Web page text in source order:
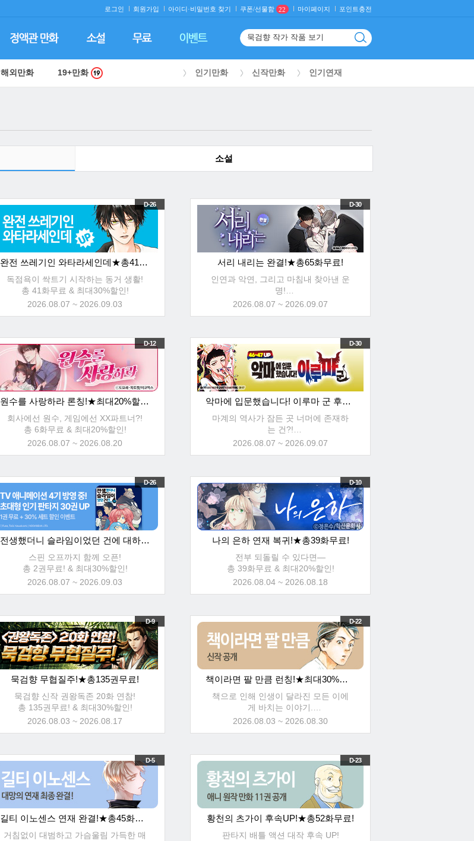
로그인 회원가입 아이디·비밀번호 찾기 쿠폰/선물함 22 마이페이지 포인트충전
해외만화 19+만화 인기만화 신작만화 인기연재
소설
D-26
완전 쓰레기인 와타라세인데★총41화무료!
독점욕이 싹트기 시작하는 동거 생활!
총 41화무료 & 최대30%할인!
2026.08.07 ~ 2026.09.03
D-30
서리 내리는 완결!★총65화무료!
인연과 악연, 그리고 마침내 찾아낸 운
명!
총 65화무료 & 최대30%할인!
2026.08.07 ~ 2026.09.07
D-12
원수를 사랑하라 론칭!★최대20%할인!
회사에선 원수, 게임에선 XX파트너?!
총 6화무료 & 최대20%할인!
2026.08.07 ~ 2026.08.20
D-30
악마에 입문했습니다! 이루마 군 후속!★총78화무료!
마계의 역사가 잠든 곳 너머에 존재하
는 건?!
총 78화무료 & 최대30%할인!
2026.08.07 ~ 2026.09.07
D-26
전생했더니 슬라임이었던 건에 대하여!★최대30%할인!
스핀 오프까지 함께 오픈!
총 2권무료! & 최대30%할인!
2026.08.07 ~ 2026.09.03
D-10
나의 은하 연재 복귀!★총39화무료!
전부 되돌릴 수 있다면―
총 39화무료 & 최대20%할인!
2026.08.04 ~ 2026.08.18
D-9
묵검향 무협질주!★총135권무료!
묵검향 신작 권왕독존 20화 연참!
총 135권무료! & 최대30%할인!
2026.08.03 ~ 2026.08.17
D-22
책이라면 팔 만큼 런칭!★최대30%할인!
책으로 인해 인생이 달라진 모든 이에
게 바치는 이야기.
총 28화무료 & 최대30%할인!
2026.08.03 ~ 2026.08.30
D-5
길티 이노센스 연재 완결!★총45화무료!
거침없이 대범하고 가슴울림 가득한 매
D-23
황천의 츠가이 후속UP!★총52화무료!
판타지 배틀 액션 대작 후속 UP!